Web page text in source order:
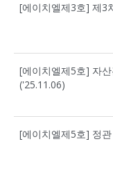
[에이치엘제3호] 제3
[에이치엘제5호] 자
('25.11.06)
[에이치엘제5호] 정